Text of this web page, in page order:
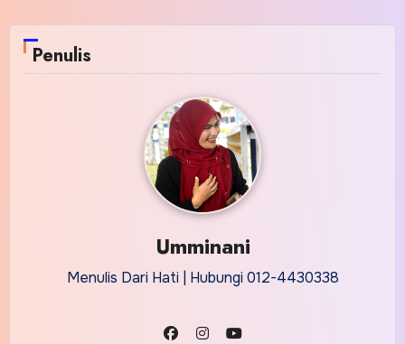
Penulis
Umminani
Menulis Dari Hati | Hubungi 012-4430338